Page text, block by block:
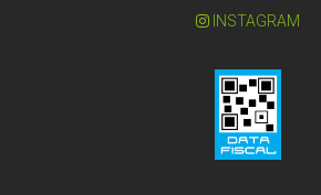
INSTAGRAM